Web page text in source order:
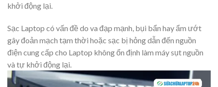
khởi động lại.
Sạc Laptop có vấn đề do va đạp mạnh, bụi bẩn hay ẩm ướt
gây đoản mạch tạm thời hoặc sạc bị hỏng dẫn đến nguồn
điện cung cấp cho Laptop không ổn định làm máy sụt nguồn
và tự khởi động lại.